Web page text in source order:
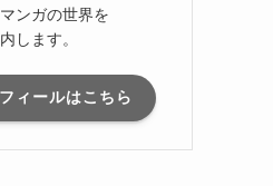
ンガの世界を
します。
ィールはこちら